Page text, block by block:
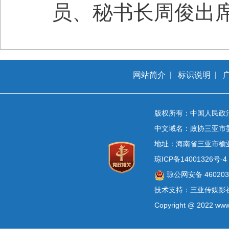
员、秘书长周俊出
网站简介 标识说明
版权所有：中国人民
中文域名：政协三亚市
地址：海南省三亚市榆
琼ICP备14001326号-4
琼公网安备
技术支持：三亚传媒影
Copyright @ 2022